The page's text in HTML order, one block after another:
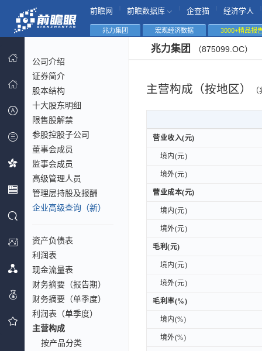
前瞻网 前瞻数据库 企查猫 经济学人
兆力集团 宏观经济数据 3000+精品报
公司介绍
证券简介
股本结构
十大股东明细
限售股解禁
参股控股子公司
董事会成员
监事会成员
高级管理人员
管理层持股及报酬
企业高级查询（新）
资产负债表
利润表
现金流量表
财务摘要（报告期）
财务摘要（单季度）
利润表（单季度）
主营构成
按产品分类
兆力集团 （875099.OC）
主营构成（按地区）
营业收入(元)
境内(元)
境外(元)
营业成本(元)
境内(元)
境外(元)
毛利(元)
境内(元)
境外(元)
毛利率(%)
境内(%)
境外(%)
营业收入(元)
境内(元)
境外(元)
营业成本(元)
境内(元)
境外(元)
毛利(元)
境内(元)
境外(元)
毛利率(%)
境内(%)
境外(%)